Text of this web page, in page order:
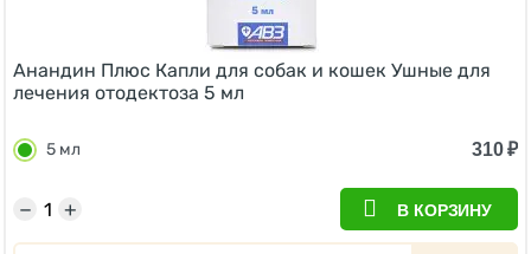
Анандин Плюс Капли для собак и кошек Ушные для
лечения отодектоза 5 мл
5 мл 310₽
+
− В КОРЗИНУ